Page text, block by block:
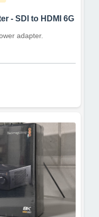
- SDI to HDMI 6G
adapter.